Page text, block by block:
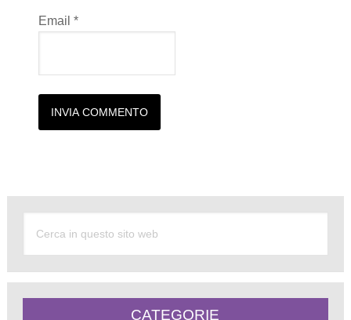
Email *
CATEGORIE